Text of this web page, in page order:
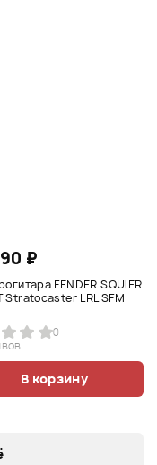
₽
FENDER SQUIER
Stratocaster LRL SFM
0
В корзину